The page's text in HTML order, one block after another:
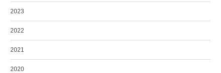
2023
2022
2021
2020